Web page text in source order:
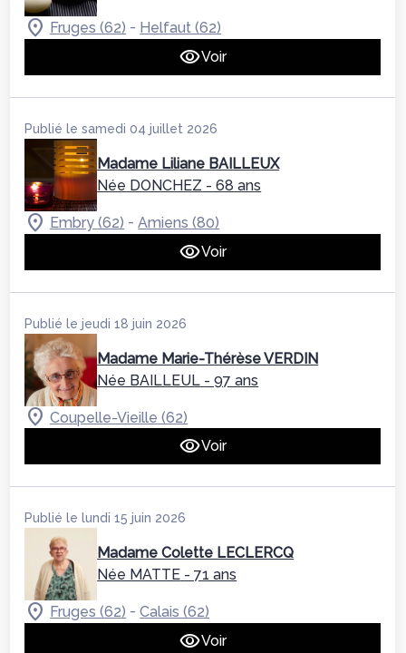
Fruges (62) - Helfaut (62)
Voir
Publié le samedi 04 juillet 2026
Madame Liliane BAILLEUX
Née DONCHEZ - 68 ans
Embry (62) - Amiens (80)
Voir
Publié le jeudi 18 juin 2026
Madame Marie-Thérèse VERDIN
Née BAILLEUL - 97 ans
Coupelle-Vieille (62)
Voir
Publié le lundi 15 juin 2026
Madame Colette LECLERCQ
Née MATTE - 71 ans
Fruges (62) -Calais (62)
Voir